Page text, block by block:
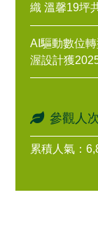
織 溫馨19坪
AI驅動數位
渥設計獲
參觀人
累積人氣：